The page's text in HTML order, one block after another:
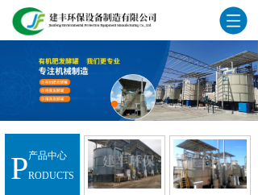
产品中心
PRODUCTS